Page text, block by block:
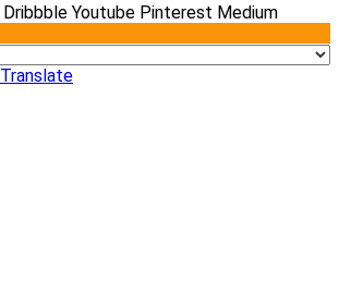
Dribbble Youtube Pinterest Medium
Translate